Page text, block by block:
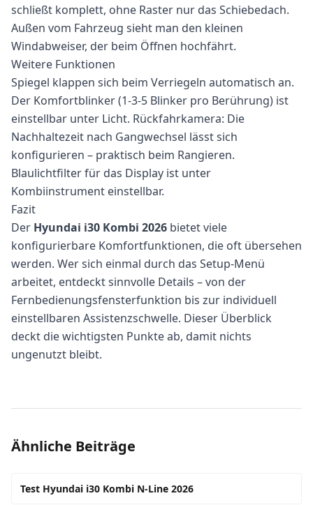
schließt komplett, ohne Raster nur das Schiebedach.
Außen vom Fahrzeug sieht man den kleinen
Windabweiser, der beim Öffnen hochfährt.
Weitere Funktionen
Spiegel klappen sich beim Verriegeln automatisch an.
Der Komfortblinker (1-3-5 Blinker pro Berührung) ist
einstellbar unter Licht. Rückfahrkamera: Die
Nachhaltezeit nach Gangwechsel lässt sich
konfigurieren – praktisch beim Rangieren.
Blaulichtfilter für das Display ist unter
Kombiinstrument einstellbar.
Fazit
Der Hyundai i30 Kombi 2026 bietet viele
konfigurierbare Komfortfunktionen, die oft übersehen
werden. Wer sich einmal durch das Setup-Menü
arbeitet, entdeckt sinnvolle Details – von der
Fernbedienungsfensterfunktion bis zur individuell
einstellbaren Assistenzschwelle. Dieser Überblick
deckt die wichtigsten Punkte ab, damit nichts
ungenutzt bleibt.
Ähnliche Beiträge
Test Hyundai i30 Kombi N-Line 2026